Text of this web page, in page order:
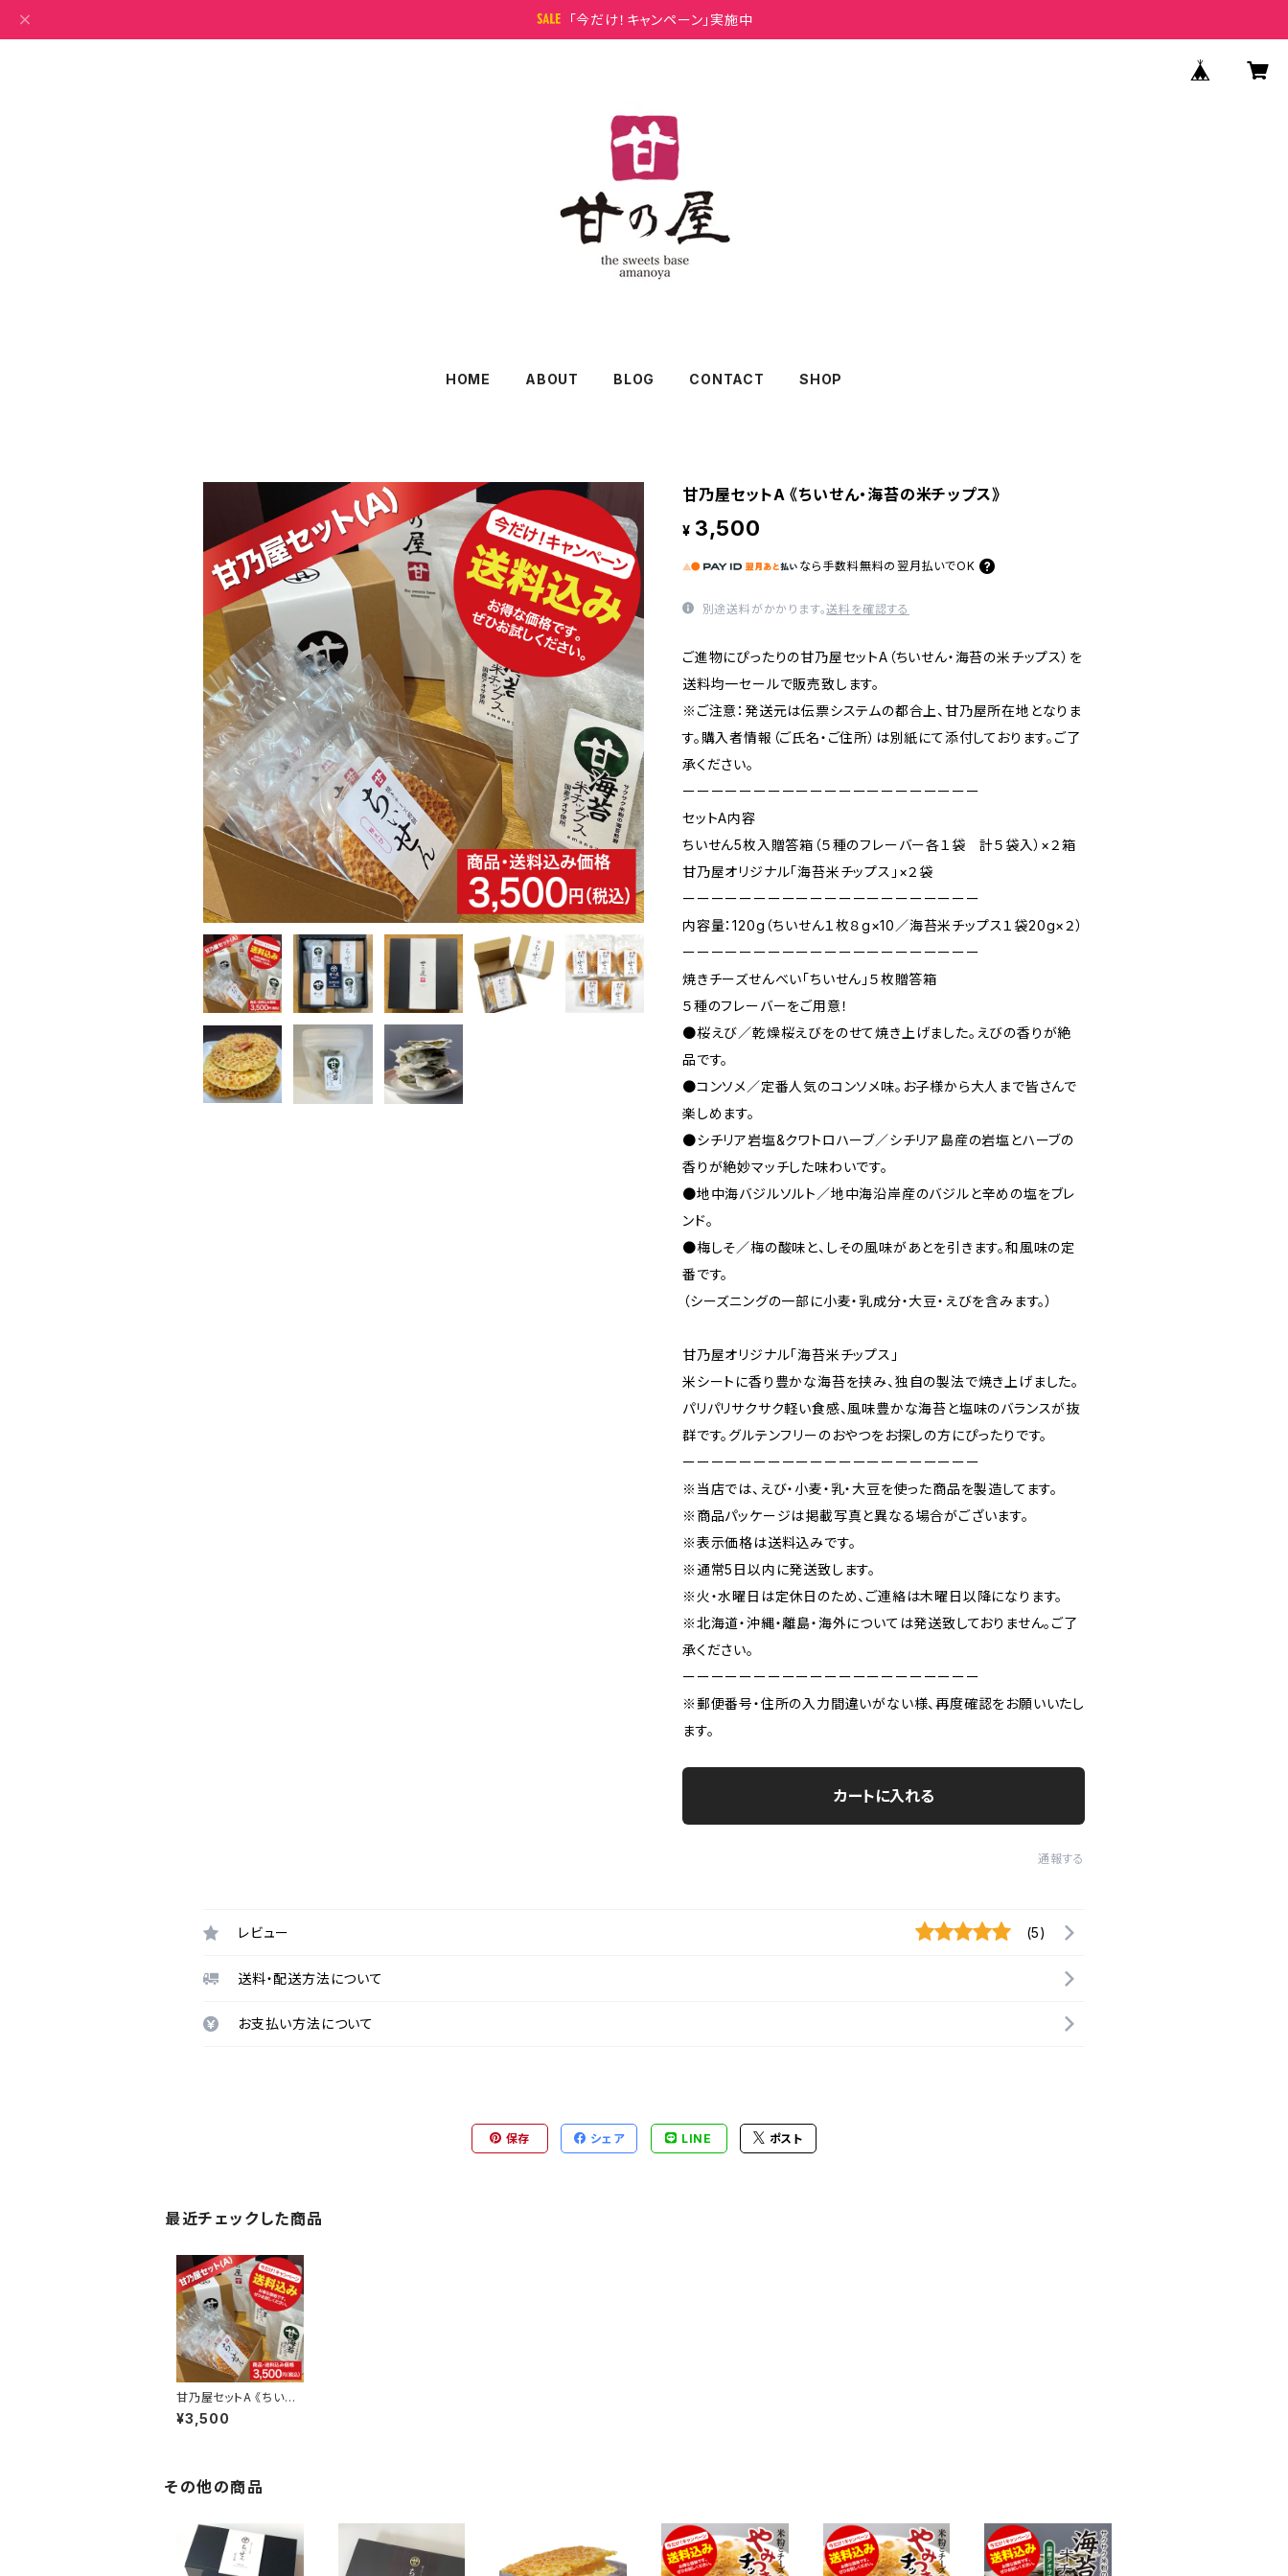
「今だけ！キャンペーン」実施中
HOME ABOUT BLOG CONTACT SHOP
甘乃屋セットA 《ちいせん・海苔の米チップス》
¥ 3,500
なら 手数料無料の 翌月払いでOK
別途送料がかかります。送料を確認する
ご進物にぴったりの甘乃屋セットA（ちいせん・海苔の米チップス）を
送料均一セールで販売致します。
※ご注意：発送元は伝票システムの都合上、甘乃屋所在地となりま
す。購入者情報（ご氏名・ご住所）は別紙にて添付しております。ご了
承ください。
ーーーーーーーーーーーーーーーーーーーーー
セットA内容
ちいせん5枚入贈答箱（５種のフレーバー各１袋 計５袋入）×２箱
甘乃屋オリジナル「海苔米チップス」×２袋
ーーーーーーーーーーーーーーーーーーーーー
内容量：120g（ちいせん１枚８g×10／海苔米チップス１袋20g×２）
ーーーーーーーーーーーーーーーーーーーーー
焼きチーズせんべい「ちいせん」５枚贈答箱
５種のフレーバーをご用意！
●桜えび／乾燥桜えびをのせて焼き上げました。えびの香りが絶
品です。
●コンソメ／定番人気のコンソメ味。お子様から大人まで皆さんで
楽しめます。
●シチリア岩塩&クワトロハーブ／シチリア島産の岩塩とハーブの
香りが絶妙マッチした味わいです。
●地中海バジルソルト／地中海沿岸産のバジルと辛めの塩をブレ
ンド。
●梅しそ／梅の酸味と、しその風味があとを引きます。和風味の定
番です。
（シーズニングの一部に小麦・乳成分・大豆・えびを含みます。）
甘乃屋オリジナル「海苔米チップス」
米シートに香り豊かな海苔を挟み、独自の製法で焼き上げました。
パリパリサクサク軽い食感、風味豊かな海苔と塩味のバランスが抜
群です。グルテンフリーのおやつをお探しの方にぴったりです。
ーーーーーーーーーーーーーーーーーーーーー
※当店では、えび・小麦・乳・大豆を使った商品を製造してます。
※商品パッケージは掲載写真と異なる場合がございます。
※表示価格は送料込みです。
※通常5日以内に発送致します。
※火・水曜日は定休日のため、ご連絡は木曜日以降になります。
※北海道・沖縄・離島・海外については発送致しておりません。ご了
承ください。
ーーーーーーーーーーーーーーーーーーーーー
※郵便番号・住所の入力間違いがない様、再度確認をお願いいたし
ます。
カートに入れる
通報する
レビュー (5)
送料・配送方法について
お支払い方法について
保存 シェア LINE ポスト
最近チェックした商品
甘乃屋セットA 《ちいせ
ん・海苔の米チップス》
¥3,500
その他の商品